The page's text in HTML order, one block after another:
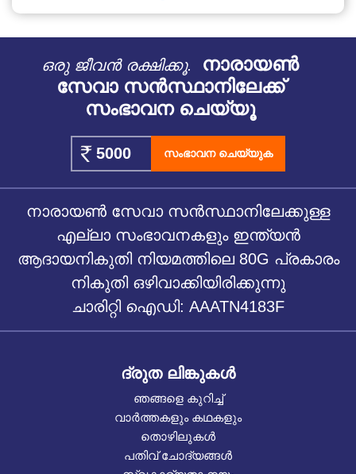
ഒരു ജീവൻ രക്ഷിക്കൂ.
നാരായൺ
സേവാ സൻസ്ഥാനിലേക്ക്
സംഭാവന ചെയ്യൂ
സംഭാവന ചെയ്യുക
നാരായൺ സേവാ സൻസ്ഥാനിലേക്കുള്ള
എല്ലാ സംഭാവനകളും ഇന്ത്യൻ
ആദായനികുതി നിയമത്തിലെ 80G പ്രകാരം
നികുതി ഒഴിവാക്കിയിരിക്കുന്നു
ചാരിറ്റി ഐഡി: AAATN4183F
ദ്രുത ലിങ്കുകൾ
ഞങ്ങളെ കുറിച്ച്
വാർത്തകളും കഥകളും
തൊഴിലുകൾ
പതിവ് ചോദ്യങ്ങൾ